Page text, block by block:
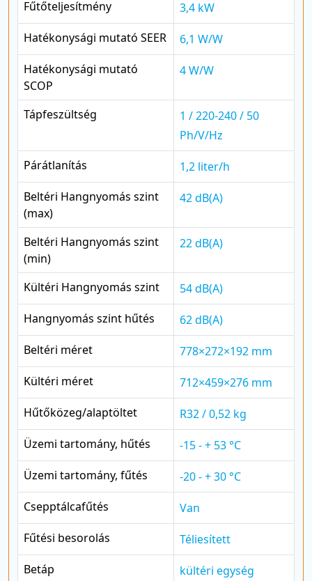
Fűtőteljesítmény
3,4 kW
Hatékonysági mutató SEER
6,1 W/W
Hatékonysági mutató
SCOP
4 W/W
Tápfeszültség
1 / 220-240 / 50
Ph/V/Hz
Párátlanítás
1,2 liter/h
Beltéri Hangnyomás szint
(max)
42 dB(A)
Beltéri Hangnyomás szint
(min)
22 dB(A)
Kültéri Hangnyomás szint
54 dB(A)
Hangnyomás szint hűtés
62 dB(A)
Beltéri méret
778×272×192 mm
Kültéri méret
712×459×276 mm
Hűtőközeg/alaptöltet
R32 / 0,52 kg
Üzemi tartomány, hűtés
-15 - + 53 °C
Üzemi tartomány, fűtés
-20 - + 30 °C
Csepptálcafűtés
Van
Fűtési besorolás
Téliesített
Betáp
kültéri egység